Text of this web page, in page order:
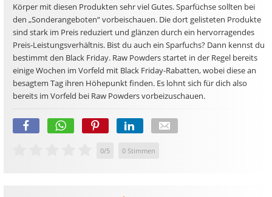
Körper mit diesen Produkten sehr viel Gutes. Sparfüchse sollten bei
den „Sonderangeboten“ vorbeischauen. Die dort gelisteten Produkte
sind stark im Preis reduziert und glänzen durch ein hervorragendes
Preis-Leistungsverhältnis. Bist du auch ein Sparfuchs? Dann kennst du
bestimmt den Black Friday. Raw Powders startet in der Regel bereits
einige Wochen im Vorfeld mit Black Friday-Rabatten, wobei diese an
besagtem Tag ihren Höhepunkt finden. Es lohnt sich für dich also
bereits im Vorfeld bei Raw Powders vorbeizuschauen.
0/5 0 Stimmen